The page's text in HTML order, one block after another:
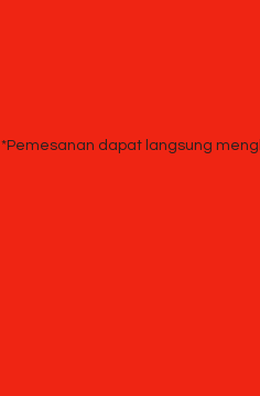
*Pemesanan dapat langsung